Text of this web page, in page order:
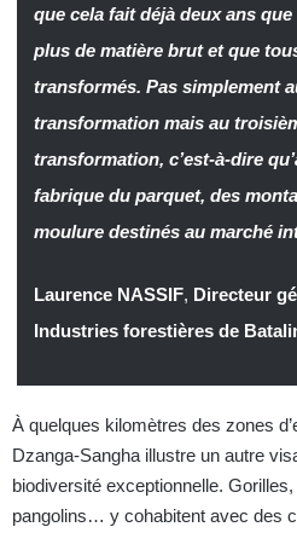
que cela fait déjà deux ans
plus de matière brut et que
transformés. Pas simplement
transformation mais au
transformation, c’est-à-dire
fabrique du parquet, des
moulure destinés au marché
Laurence NASSIF, Directeur
Industries forestières de
À quelques kilomètres des zones
Dzanga-Sangha illustre un autre
biodiversité exceptionnelle.
pangolins… y cohabitent avec des